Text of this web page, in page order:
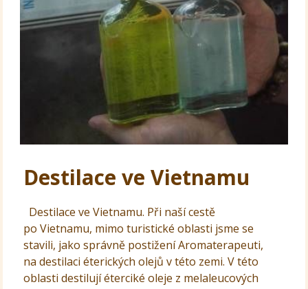
Destilace ve Vietnamu
Destilace ve Vietnamu. Při naší cestě
po Vietnamu, mimo turistické oblasti jsme se
stavili, jako správně postižení Aromaterapeuti,
na destilaci éterických olejů v této zemi. V této
oblasti destilují éterciké oleje z melaleucových